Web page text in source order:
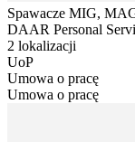
Spawacze MIG,
DAAR Personal
2 lokalizacji
UoP
Umowa o pracę
Umowa o pracę